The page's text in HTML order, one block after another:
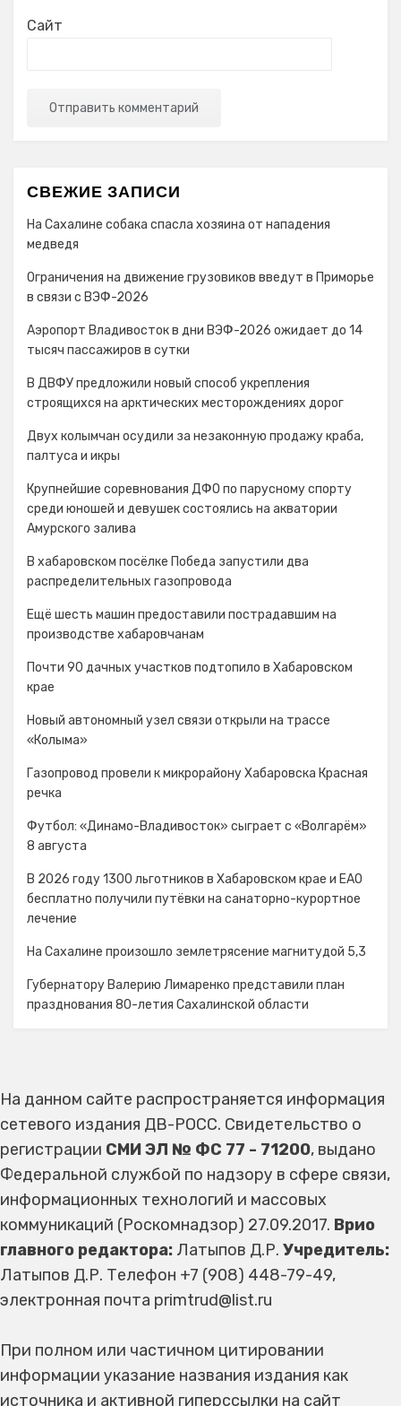
Сайт
СВЕЖИЕ ЗАПИСИ
На Сахалине собака спасла хозяина от нападения
медведя
Ограничения на движение грузовиков введут в Приморье
в связи с ВЭФ-2026
Аэропорт Владивосток в дни ВЭФ-2026 ожидает до 14
тысяч пассажиров в сутки
В ДВФУ предложили новый способ укрепления
строящихся на арктических месторождениях дорог
Двух колымчан осудили за незаконную продажу краба,
палтуса и икры
Крупнейшие соревнования ДФО по парусному спорту
среди юношей и девушек состоялись на акватории
Амурского залива
В хабаровском посёлке Победа запустили два
распределительных газопровода
Ещё шесть машин предоставили пострадавшим на
производстве хабаровчанам
Почти 90 дачных участков подтопило в Хабаровском
крае
Новый автономный узел связи открыли на трассе
«Колыма»
Газопровод провели к микрорайону Хабаровска Красная
речка
Футбол: «Динамо-Владивосток» сыграет с «Волгарём»
8 августа
В 2026 году 1300 льготников в Хабаровском крае и ЕАО
бесплатно получили путёвки на санаторно-курортное
лечение
На Сахалине произошло землетрясение магнитудой 5,3
Губернатору Валерию Лимаренко представили план
празднования 80-летия Сахалинской области
На данном сайте распространяется информация
сетевого издания ДВ-РОСС. Свидетельство о
регистрации СМИ ЭЛ № ФС 77 - 71200, выдано
Федеральной службой по надзору в сфере связи,
информационных технологий и массовых
коммуникаций (Роскомнадзор) 27.09.2017. Врио
главного редактора: Латыпов Д.Р. Учредитель:
Латыпов Д.Р. Телефон +7 (908) 448-79-49,
электронная почта primtrud@list.ru
При полном или частичном цитировании
информации указание названия издания как
источника и активной гиперссылки на сайт